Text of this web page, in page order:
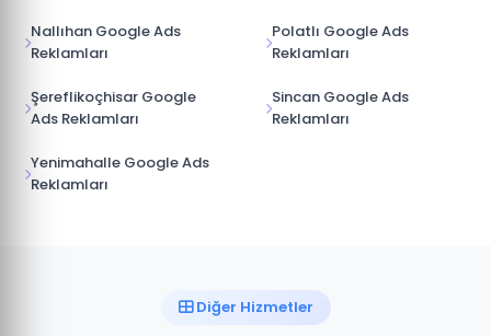
Nallıhan Google Ads
Reklamları
Polatlı Google Ads
Reklamları
Şereflikoçhisar Google
Ads Reklamları
Sincan Google Ads
Reklamları
Yenimahalle Google Ads
Reklamları
Diğer Hizmetler